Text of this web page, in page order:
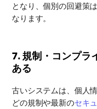
となり、個別の回避策
なります。
7. 規制・コンプラ
ある
古いシステムは、個人
どの規制や最新のセキ